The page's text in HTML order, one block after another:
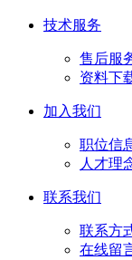
技术服务
售后服
资料下
加入我们
职位信
人才理
联系我们
联系方
在线留